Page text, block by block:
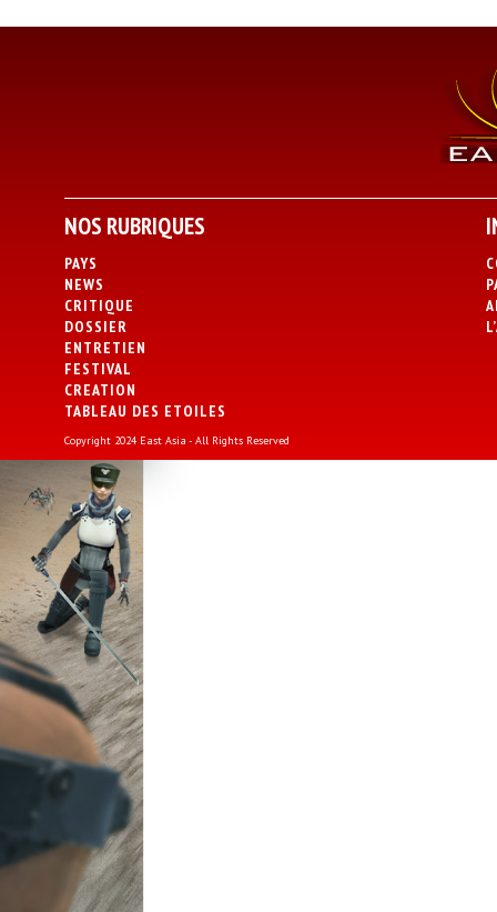
NOS RUBRIQUES
PAYS
NEWS
CRITIQUE
DOSSIER
ENTRETIEN
FESTIVAL
CREATION
TABLEAU DES ETOILES
Copyright 2024 East Asia - All Rights Reserved